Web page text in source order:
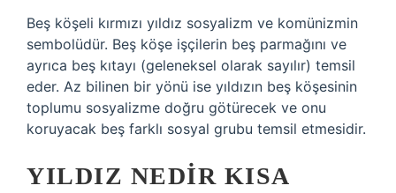
Beş köşeli kırmızı yıldız sosyalizm ve komünizmin
sembolüdür. Beş köşe işçilerin beş parmağını ve
ayrıca beş kıtayı (geleneksel olarak sayılır) temsil
eder. Az bilinen bir yönü ise yıldızın beş köşesinin
toplumu sosyalizme doğru götürecek ve onu
koruyacak beş farklı sosyal grubu temsil etmesidir.
YILDIZ NEDIR KISA